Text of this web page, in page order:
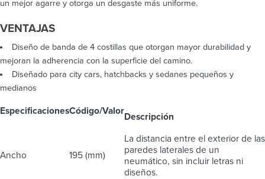
un mejor agarre y otorga un desgaste más uniforme.
VENTAJAS
Diseño de banda de 4 costillas que otorgan mayor durabilidad y
mejoran la adherencia con la superficie del camino.
Diseñado para city cars, hatchbacks y sedanes pequeños y
medianos
EspecificacionesCódigo/Valor
Descripción
Ancho 195 (mm)
La distancia entre el exterior de las
paredes laterales de un
neumático, sin incluir letras ni
diseños.